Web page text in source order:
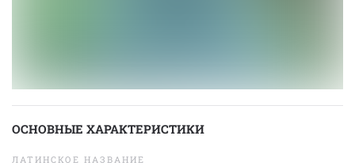
ОСНОВНЫЕ ХАРАКТЕРИСТИКИ
ЛАТИНСКОЕ НАЗВАНИЕ